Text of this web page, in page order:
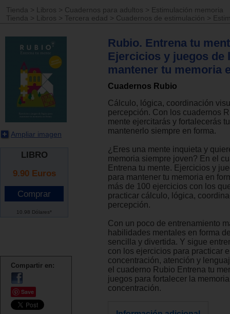
Tienda > Libros > Cuadernos para adultos > Estimulación memoria
Tienda
> Libros > Tercera edad > Cuadernos de estimulación >
Ampliar imagen
LIBRO
9.90 Euros
10.98 Dólares*
Compartir en:
Save
Rubio. Entrena tu
Ejercicios y juegos de
mantener tu memoria
Cuadernos Rubio
Cálculo, lógica, coordinación
percepción. Con los cuadernos
mente ejercitarás y fortalecerás
mantenerlo siempre en forma.
¿Eres una mente inquieta y
memoria siempre joven? En el
Entrena tu mente. Ejercicios y
para mantener tu memoria en
más de 100 ejercicios con los
practicar cálculo, lógica,
percepción.
Con un poco de entrenamiento
habilidades mentales en forma
sencilla y divertida. Y sigue
con los ejercicios para practicar
concentración, atención y
el cuaderno Rubio Entrena tu
juegos para fortalecer la
concentración.